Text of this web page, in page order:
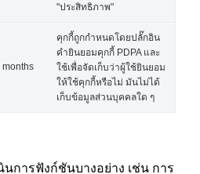
"ประสิทธิภาพ"
months
คุกกี้ถูกกำหนดโดยปลั๊กอิน
คำยินยอมคุกกี้ PDPA และ
ใช้เพื่อจัดเก็บว่าผู้ใช้ยินยอม
ให้ใช้คุกกี้หรือไม่ มันไม่ได้
เก็บข้อมูลส่วนบุคคลใด ๆ
การฟังก์ชันบางอย่าง เช่น การ